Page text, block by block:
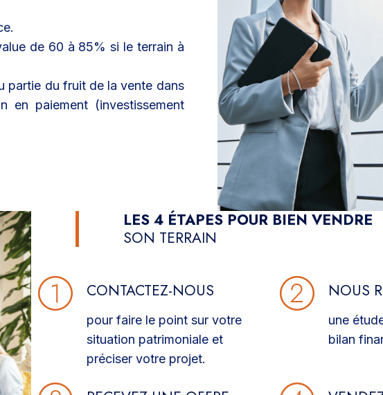
de 60 à 85% si le terrain à
partie du fruit de la vente dans
en paiement (investissement
LES 4 ÉTAPES POUR BIEN VENDRE
SON TERRAIN
CONTACTEZ-NOUS
pour faire le point sur votre
situation patrimoniale et
préciser votre projet.
NOUS
une
bilan